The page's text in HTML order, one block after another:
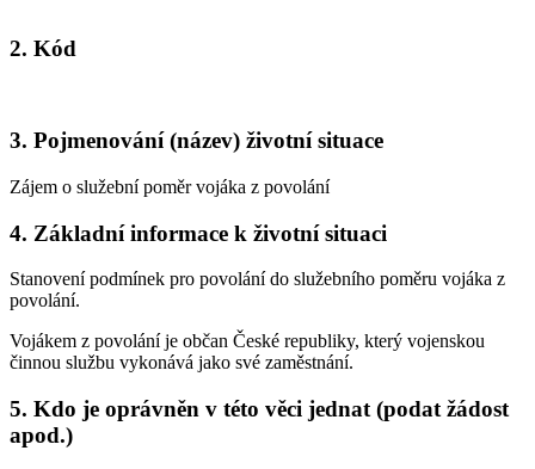
2. Kód
3. Pojmenování (název) životní situace
Zájem o služební poměr vojáka z povolání
4. Základní informace k životní situaci
Stanovení podmínek pro povolání do služebního poměru vojáka z
povolání.
Vojákem z povolání je občan České republiky, který vojenskou
činnou službu vykonává jako své zaměstnání.
5. Kdo je oprávněn v této věci jednat (podat žádost
apod.)